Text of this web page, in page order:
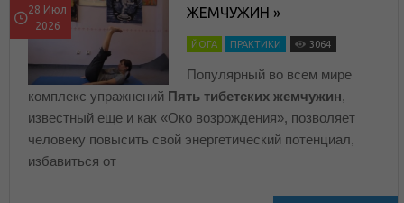
28 Июл
2026
ЖЕМЧУЖИН »
ЙОГА ПРАКТИКИ 3064
Популярный во всем мире
комплекс упражнений Пять тибетских жемчужин,
известный еще и как «Око возрождения», позволяет
человеку повысить свой энергетический потенциал,
избавиться от